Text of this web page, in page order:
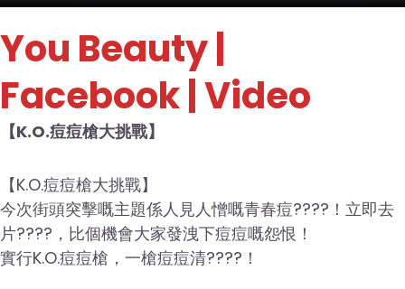
You Beauty|
Facebook | Video
【K.O.痘痘槍大挑戰】
【K.O.痘痘槍大挑戰】
今次街頭突擊嘅主題係人見人憎嘅青春痘????！立即去
片????，比個機會大家發洩下痘痘嘅怨恨！
實行K.O.痘痘槍，一槍痘痘清????！